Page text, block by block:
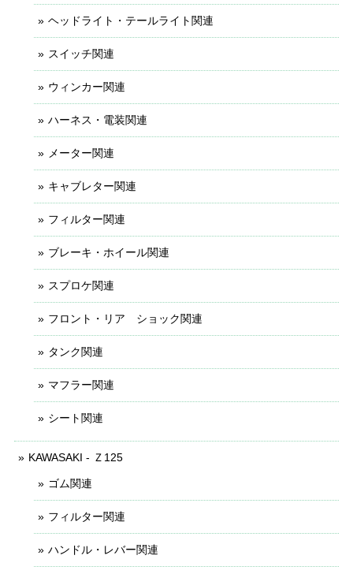
ヘッドライト・テールライト関連
スイッチ関連
ウィンカー関連
ハーネス・電装関連
メーター関連
キャブレター関連
フィルター関連
ブレーキ・ホイール関連
スプロケ関連
フロント・リア ショック関連
タンク関連
マフラー関連
シート関連
KAWASAKI - Ｚ125
ゴム関連
フィルター関連
ハンドル・レバー関連